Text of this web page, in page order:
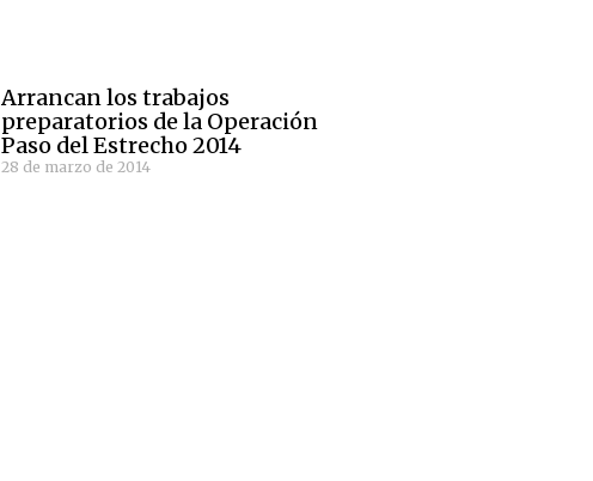
Arrancan los trabajos
preparatorios de la Operación
Paso del Estrecho 2014
28 de marzo de 2014